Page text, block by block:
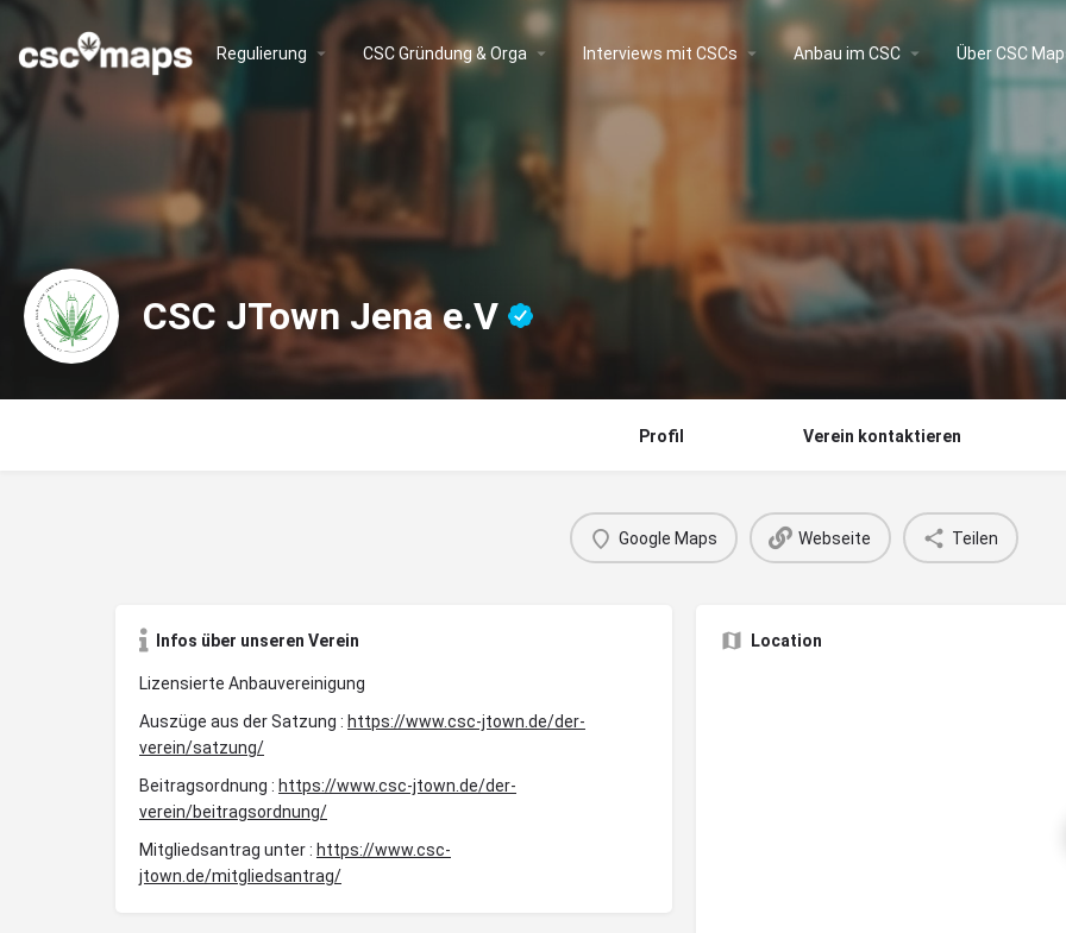
Regulierung CSC Gründung & Orga Interviews mit CSCs Anbau im CSC Über CSC
CSC JTown Jena e.V
Profil Verein kontaktieren
Google Maps Webseite Teilen
Infos über unseren Verein
Lizensierte Anbauvereinigung
Auszüge aus der Satzung : https://www.csc-jtown.de/der-
verein/satzung/
Beitragsordnung : https://www.csc-jtown.de/der-
verein/beitragsordnung/
Mitgliedsantrag unter : https://www.csc-
jtown.de/mitgliedsantrag/
Location